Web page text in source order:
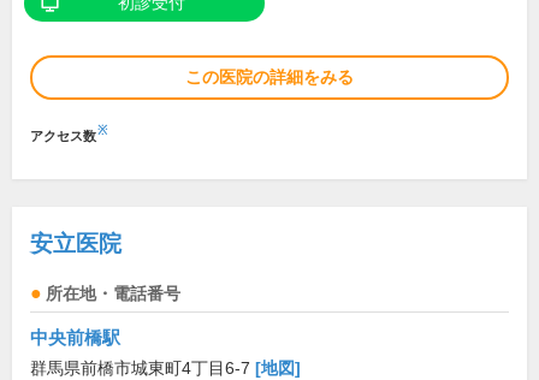
この医院の詳細をみる
アクセス数※
安立医院
所在地・電話番号
中央前橋駅
群馬県前橋市城東町4丁目6-7 [地図]